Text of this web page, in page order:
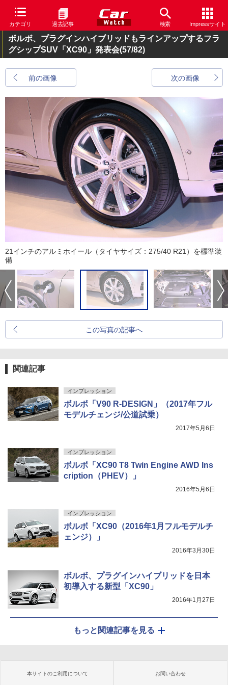
カテゴリ 過去記事 検索 Impressサイト
ボルボ、プラグインハイブリッドもラインアップするフラ
グシップSUV「XC90」発表会(57/82)
前の画像 次の画像
21インチのアルミホイール（タイヤサイズ：275/40 R21）を標準装
備
この写真の記事へ
関連記事
インプレッション
ボルボ「V90 R-DESIGN」（2017年フル
モデルチェンジ/公道試乗）
2017年5月6日
インプレッション
ボルボ「XC90 T8 Twin Engine AWD Ins
cription（PHEV）」
2016年5月6日
インプレッション
ボルボ「XC90（2016年1月フルモデルチ
ェンジ）」
2016年3月30日
ボルボ、プラグインハイブリッドを日本
初導入する新型「XC90」
2016年1月27日
もっと関連記事を見る
本サイトのご利用について お問い合わせ